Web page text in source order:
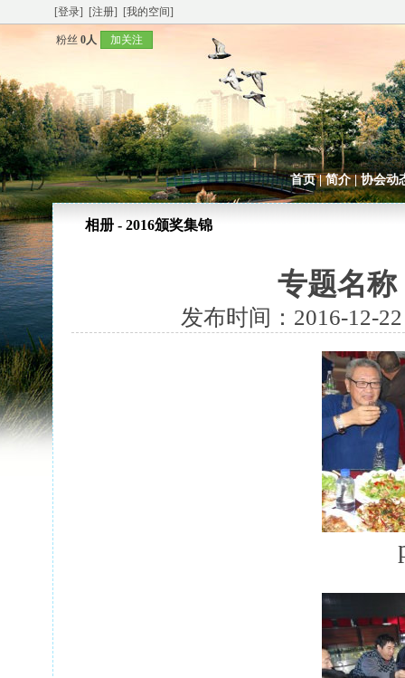
[登录] [注册] [我的空间]
粉丝 0人 加关注
首页|简介|协会动
相册 - 2016颁奖集锦
专题名称
发布时间：2016-12-